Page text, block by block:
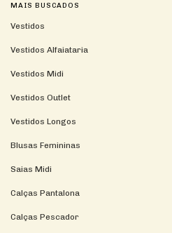
MAIS BUSCADOS
Vestidos
Vestidos Alfaiataria
Vestidos Midi
Vestidos Outlet
Vestidos Longos
Blusas Femininas
Saias Midi
Calças Pantalona
Calças Pescador